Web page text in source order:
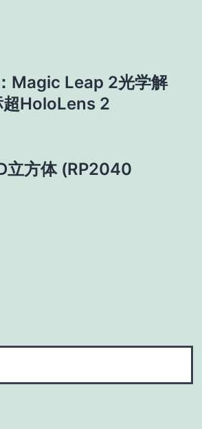
Magic Leap 2光学解
超HoloLens 2
立方体 (RP2040